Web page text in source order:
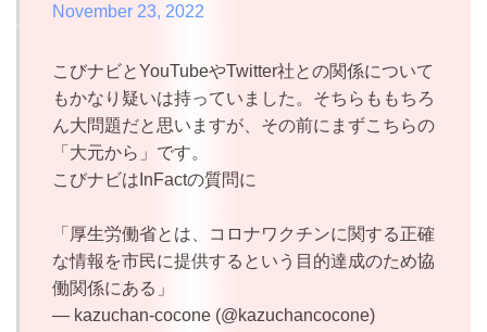
November 23, 2022
こびナビとYouTubeやTwitter社との関係について
もかなり疑いは持っていました。そちらももちろ
ん大問題だと思いますが、その前にまずこちらの
「大元から」です。
こびナビはInFactの質問に
「厚生労働省とは、コロナワクチンに関する正確
な情報を市民に提供するという目的達成のため協
働関係にある」
— kazuchan-cocone (@kazuchancocone)